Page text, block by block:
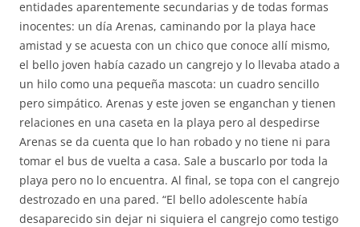
entidades aparentemente secundarias y de todas formas
inocentes: un día Arenas, caminando por la playa hace
amistad y se acuesta con un chico que conoce allí mismo,
el bello joven había cazado un cangrejo y lo llevaba atado a
un hilo como una pequeña mascota: un cuadro sencillo
pero simpático. Arenas y este joven se enganchan y tienen
relaciones en una caseta en la playa pero al despedirse
Arenas se da cuenta que lo han robado y no tiene ni para
tomar el bus de vuelta a casa. Sale a buscarlo por toda la
playa pero no lo encuentra. Al final, se topa con el cangrejo
destrozado en una pared. “El bello adolescente había
desaparecido sin dejar ni siquiera el cangrejo como testigo